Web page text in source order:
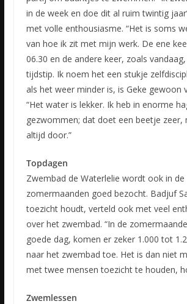
in de week en doe dit al ruim twintig
met volle enthousiasme. “Het is soms
van hoe ik zit met mijn werk. De ene
06.30 en de andere keer, zoals
tijdstip. Ik noem het een stukje
als het weer minder is, is Geke gewoon
“Het water is lekker. Ik heb in enorme
gezwommen; dat doet een beetje zeer,
altijd door.”
Topdagen
Zwembad de Waterlelie wordt ook in de
zomermaanden goed bezocht. Badjuf
toezicht houdt, verteld ook met veel
over het zwembad. “In de
goede dag, komen er zeker 1.000 tot
naar het zwembad toe. Het is dan niet
met twee mensen toezicht te houden,
Zwemlessen